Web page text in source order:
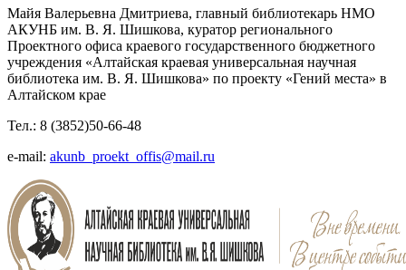
Майя Валерьевна Дмитриева, главный библиотекарь НМО
АКУНБ им. В. Я. Шишкова, куратор регионального
Проектного офиса краевого государственного бюджетного
учреждения «Алтайская краевая универсальная научная
библиотека им. В. Я. Шишкова» по проекту «Гений места» в
Алтайском крае
Тел.: 8 (3852)50-66-48
e-mail: akunb_proekt_offis@mail.ru